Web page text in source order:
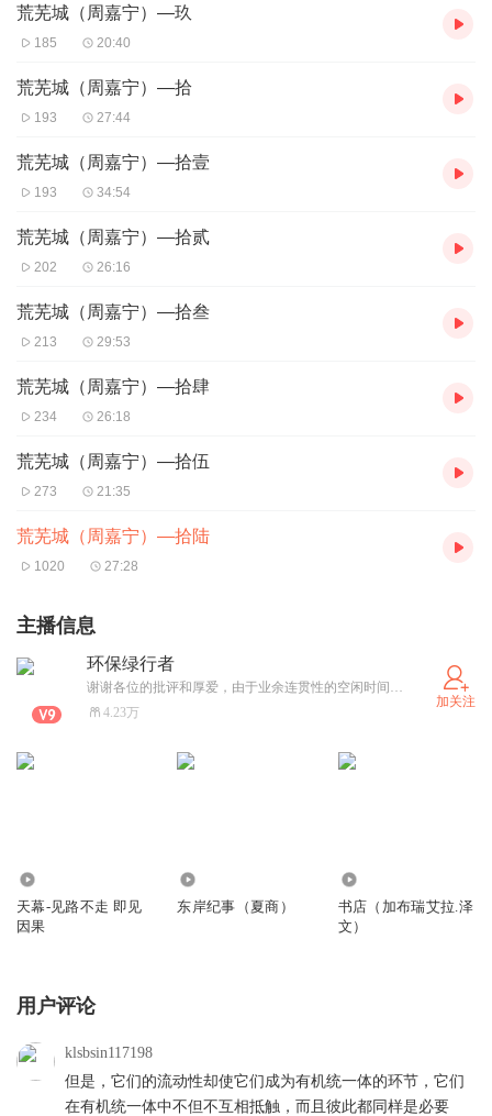
荒芜城（周嘉宁）—玖
185 20:40
荒芜城（周嘉宁）—拾
193 27:44
荒芜城（周嘉宁）—拾壹
193 34:54
荒芜城（周嘉宁）—拾贰
202 26:16
荒芜城（周嘉宁）—拾叁
213 29:53
荒芜城（周嘉宁）—拾肆
234 26:18
荒芜城（周嘉宁）—拾伍
273 21:35
荒芜城（周嘉宁）—拾陆
1020 27:28
主播信息
环保绿行者
谢谢各位的批评和厚爱，由于业余连贯性的空闲时间缺失，停录一段时间，等稳定作息了再来。一开始只是自己睡前边看边读着玩儿的，有时都能把自己读睡着了。如果早知会有那么多听众，一定一开始就认真对待了，惭愧惭愧（焦躁的时候，让嘴巴跟在眼睛后面，慢慢在字里行间散步，走完一章，心也平了，气也静了……任何烦恼，过去，就好了~阅读的乐趣，其实并不是阅读本身） 看纸质书可以让我们想象力的天马行空，大家听书之余，一定也要记得支持原版纸质书哦!
4.23万
加关注
天幕-见路不走 即见
因果
东岸纪事（夏商）
书店（加布瑞艾拉.泽
文）
用户评论
klsbsin117198
但是，它们的流动性却使它们成为有机统一体的环节，它们
在有机统一体中不但不互相抵触，而且彼此都同样是必要